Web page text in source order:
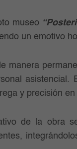
museo
un emotivo
manera
asistencial.
y precisión
de la obra